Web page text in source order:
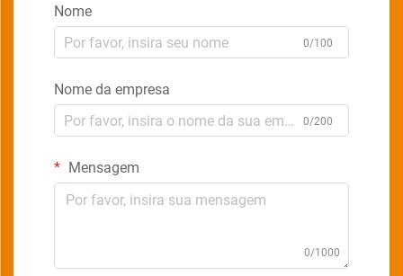
Nome
0/100
Nome da empresa
0/200
Mensagem
0/1000